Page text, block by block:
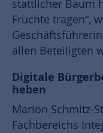
stattlicher Baum
Früchte tragen“,
allen Beteiligten
Digitale
heben
Marion Schmitz-
Fachbereichs